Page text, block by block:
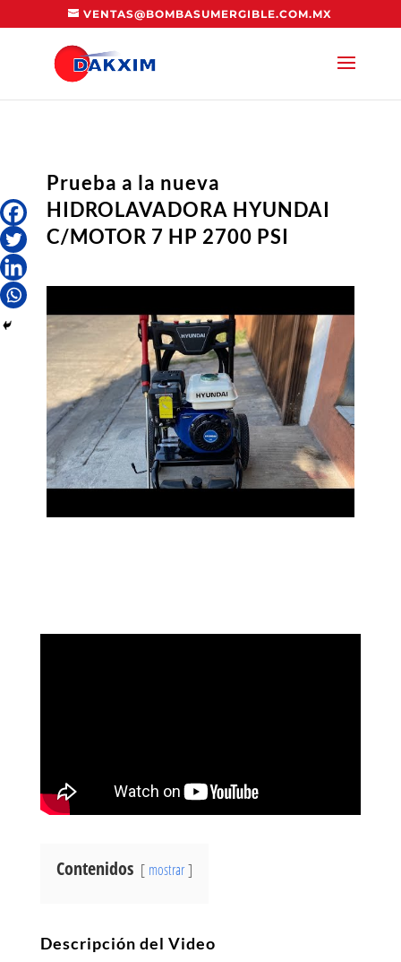
VENTAS@BOMBASUMERGIBLE.COM.MX
Prueba a la nueva
HIDROLAVADORA HYUNDAI
C/MOTOR 7 HP 2700 PSI
Contenidos mostrar
Descripción del Video